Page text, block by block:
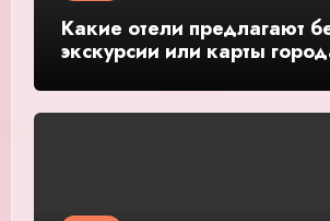
Какие отели предлагают
экскурсии или карты